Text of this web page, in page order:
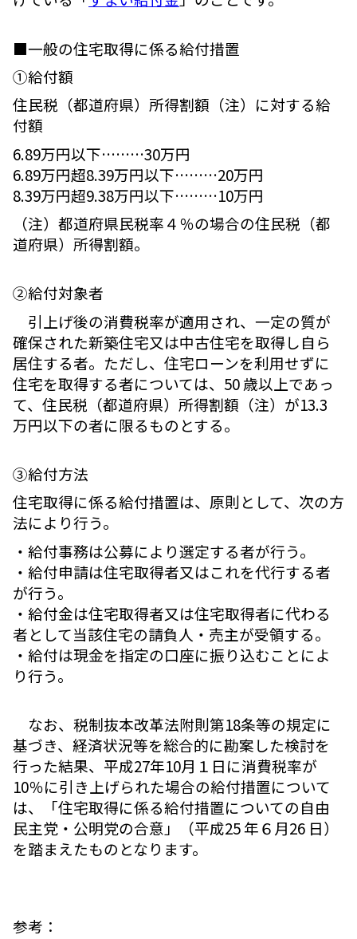
■一般の住宅取得に係る給付措置
①給付額
住民税（都道府県）所得割額（注）に対する給
付額
6.89万円以下………30万円
6.89万円超8.39万円以下………20万円
8.39万円超9.38万円以下………10万円
（注）都道府県民税率４％の場合の住民税（都
道府県）所得割額。
②給付対象者
引上げ後の消費税率が適用され、一定の質が
確保された新築住宅又は中古住宅を取得し自ら
居住する者。ただし、住宅ローンを利用せずに
住宅を取得する者については、50 歳以上であっ
て、住民税（都道府県）所得割額（注）が13.3
万円以下の者に限るものとする。
③給付方法
住宅取得に係る給付措置は、原則として、次の方
法により行う。
・給付事務は公募により選定する者が行う。
・給付申請は住宅取得者又はこれを代行する者
が行う。
・給付金は住宅取得者又は住宅取得者に代わる
者として当該住宅の請負人・売主が受領する。
・給付は現金を指定の口座に振り込むことによ
り行う。
なお、税制抜本改革法附則第18条等の規定に
基づき、経済状況等を総合的に勘案した検討を
行った結果、平成27年10月１日に消費税率が
10％に引き上げられた場合の給付措置について
は、「住宅取得に係る給付措置についての自由
民主党・公明党の合意」（平成25 年６月26 日）
を踏まえたものとなります。
参考：